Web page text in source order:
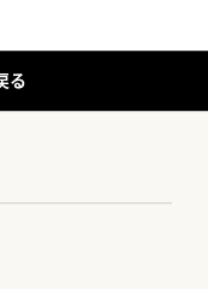
る